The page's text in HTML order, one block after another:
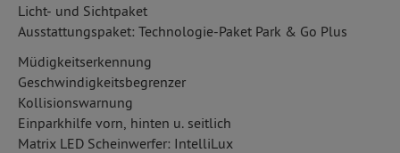
Licht- und Sichtpaket
Ausstattungspaket: Technologie-Paket Park & Go Plus
Müdigkeitserkennung
Geschwindigkeitsbegrenzer
Kollisionswarnung
Einparkhilfe vorn, hinten u. seitlich
Matrix LED Scheinwerfer: IntelliLux